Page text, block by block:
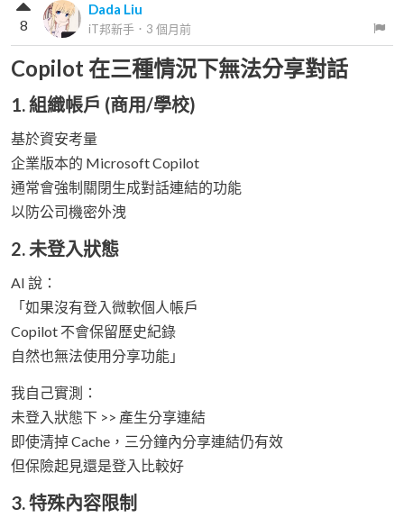
Dada Liu
iT邦新手 ． 3 個月前
8
Copilot 在三種情況下無法分享對話
1. 組織帳戶 (商用/學校)
基於資安考量
企業版本的 Microsoft Copilot
通常會強制關閉生成對話連結的功能
以防公司機密外洩
2. 未登入狀態
AI 說：
「如果沒有登入微軟個人帳戶
Copilot 不會保留歷史紀錄
自然也無法使用分享功能」
我自己實測：
未登入狀態下 >> 產生分享連結
即使清掉 Cache，三分鐘內分享連結仍有效
但保險起見還是登入比較好
3. 特殊內容限制